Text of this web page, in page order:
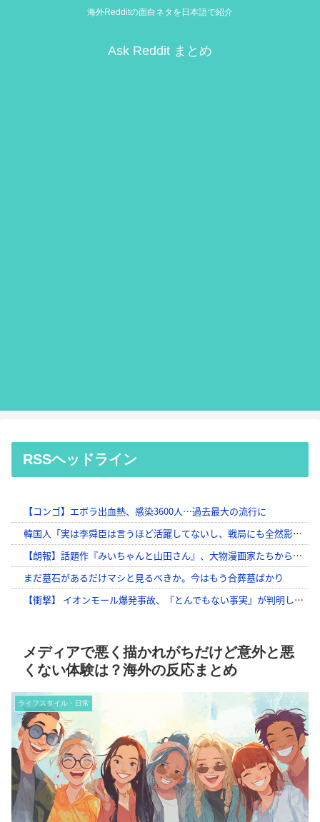
海外Redditの面白ネタを日本語で紹介
Ask Reddit まとめ
RSSヘッドライン
メディアで悪く描かれがちだけど意外と悪
くない体験は？海外の反応まとめ
ライフスタイル・日常